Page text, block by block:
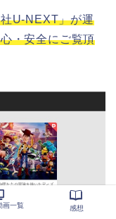
U-NEXT」が運
・安全にご覧頂
画一覧 感想